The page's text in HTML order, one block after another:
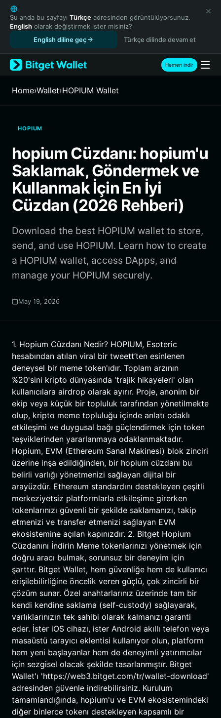
English
日本語
Tiếng Việt
Español (Latinoamérica)
Türkçe
Français
繁體中文
Bahasa Indonesia
ภาษาไทย
हिन्दी
Español
Português (Brasil)
Şu anda bu sayfayı Türkçe adresinden görüntülüyorsunuz.
English olarak değiştirmek ister misiniz?
English diline geç
Türkçe dilinde devam et
Hemen indir
Home›Wallet›HOPIUM Wallet
HOPIUM
hopium Cüzdanı: hopium'u
Saklamak, Göndermek ve
Kullanmak İçin En İyi
Cüzdan (2026 Rehberi)
Download the best HOPIUM wallet to store,
send, and use HOPIUM. Learn how to create
a HOPIUM wallet, access DApps, and
manage your HOPIUM securely.
May 19, 2026
1. Hopium Cüzdanı Nedir? HOPIUM, Esoteric
hesabından atılan viral bir tweett’ten esinlenen
deneysel bir meme token'ıdır. Toplam arzının
%20'sini kripto dünyasında 'trajik hikayeleri' olan
kullanıcılara airdrop olarak ayırır. Proje, anonim bir
ekip veya küçük bir topluluk tarafından yönetilmekte
olup, kripto meme topluluğu içinde anlatı odaklı
etkileşimi ve duygusal bağı güçlendirmek için token
teşviklerinden yararlanmaya odaklanmaktadır.
Hopium, EVM (Ethereum Sanal Makinesi) blok zinciri
üzerine inşa edildiğinden, bir hopium cüzdanı bu
belirli varlığı yönetmenizi sağlayan dijital bir
arayüzdür. Ethereum standardını destekleyen çeşitli
merkeziyetsiz platformlarla etkileşime girerken
tokenlarınızı güvenli bir şekilde saklamanızı, takip
etmenizi ve transfer etmenizi sağlayan EVM
ekosistemine açılan kapınızdır. 2. Bitget Hopium
Cüzdanını İndirin Meme tokenlarınızı yönetmek için
doğru aracı bulmak, sorunsuz bir deneyim için
şarttır. Bitget Wallet, hem güvenliğe hem de kullanıcı
erişilebilirliğine öncelik veren güçlü, çok zincirli bir
çözüm sunar. Özel anahtarlarınız üzerinde tam bir
kendi kendine saklama (self-custody) sağlayarak,
varlıklarınızın tek sahibi olarak kalmanızı garanti
eder. İster iOS cihazı, ister Android akıllı telefon veya
masaüstü tarayıcı eklentisi kullanıyor olun, platform
hem yeni başlayanlar hem de deneyimli yatırımcılar
için sezgisel olacak şekilde tasarlanmıştır. Bitget
Wallet'ı 'https://web3.bitget.com/tr/wallet-download'
adresinden güvenle indirebilirsiniz. Kurulum
tamamlandığında, hopium'u ve EVM ekosistemindeki
diğer binlerce tokenı destekleyen kapsamlı bir